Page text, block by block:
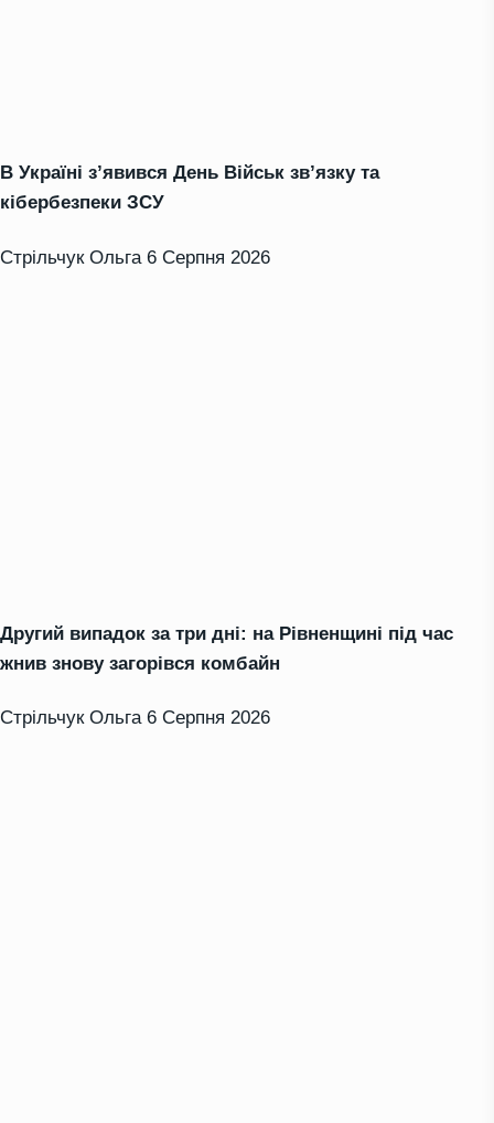
В Україні з’явився День Військ зв’язку та
кібербезпеки ЗСУ
Стрільчук Ольга 6 Серпня 2026
Другий випадок за три дні: на Рівненщині під час
жнив знову загорівся комбайн
Стрільчук Ольга 6 Серпня 2026